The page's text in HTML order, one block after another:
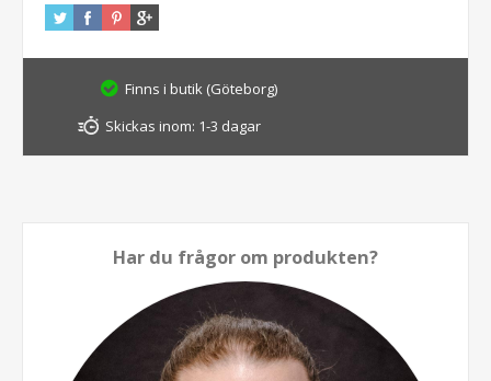
Finns i butik (Göteborg)
Skickas inom: 1-3 dagar
Har du frågor om produkten?